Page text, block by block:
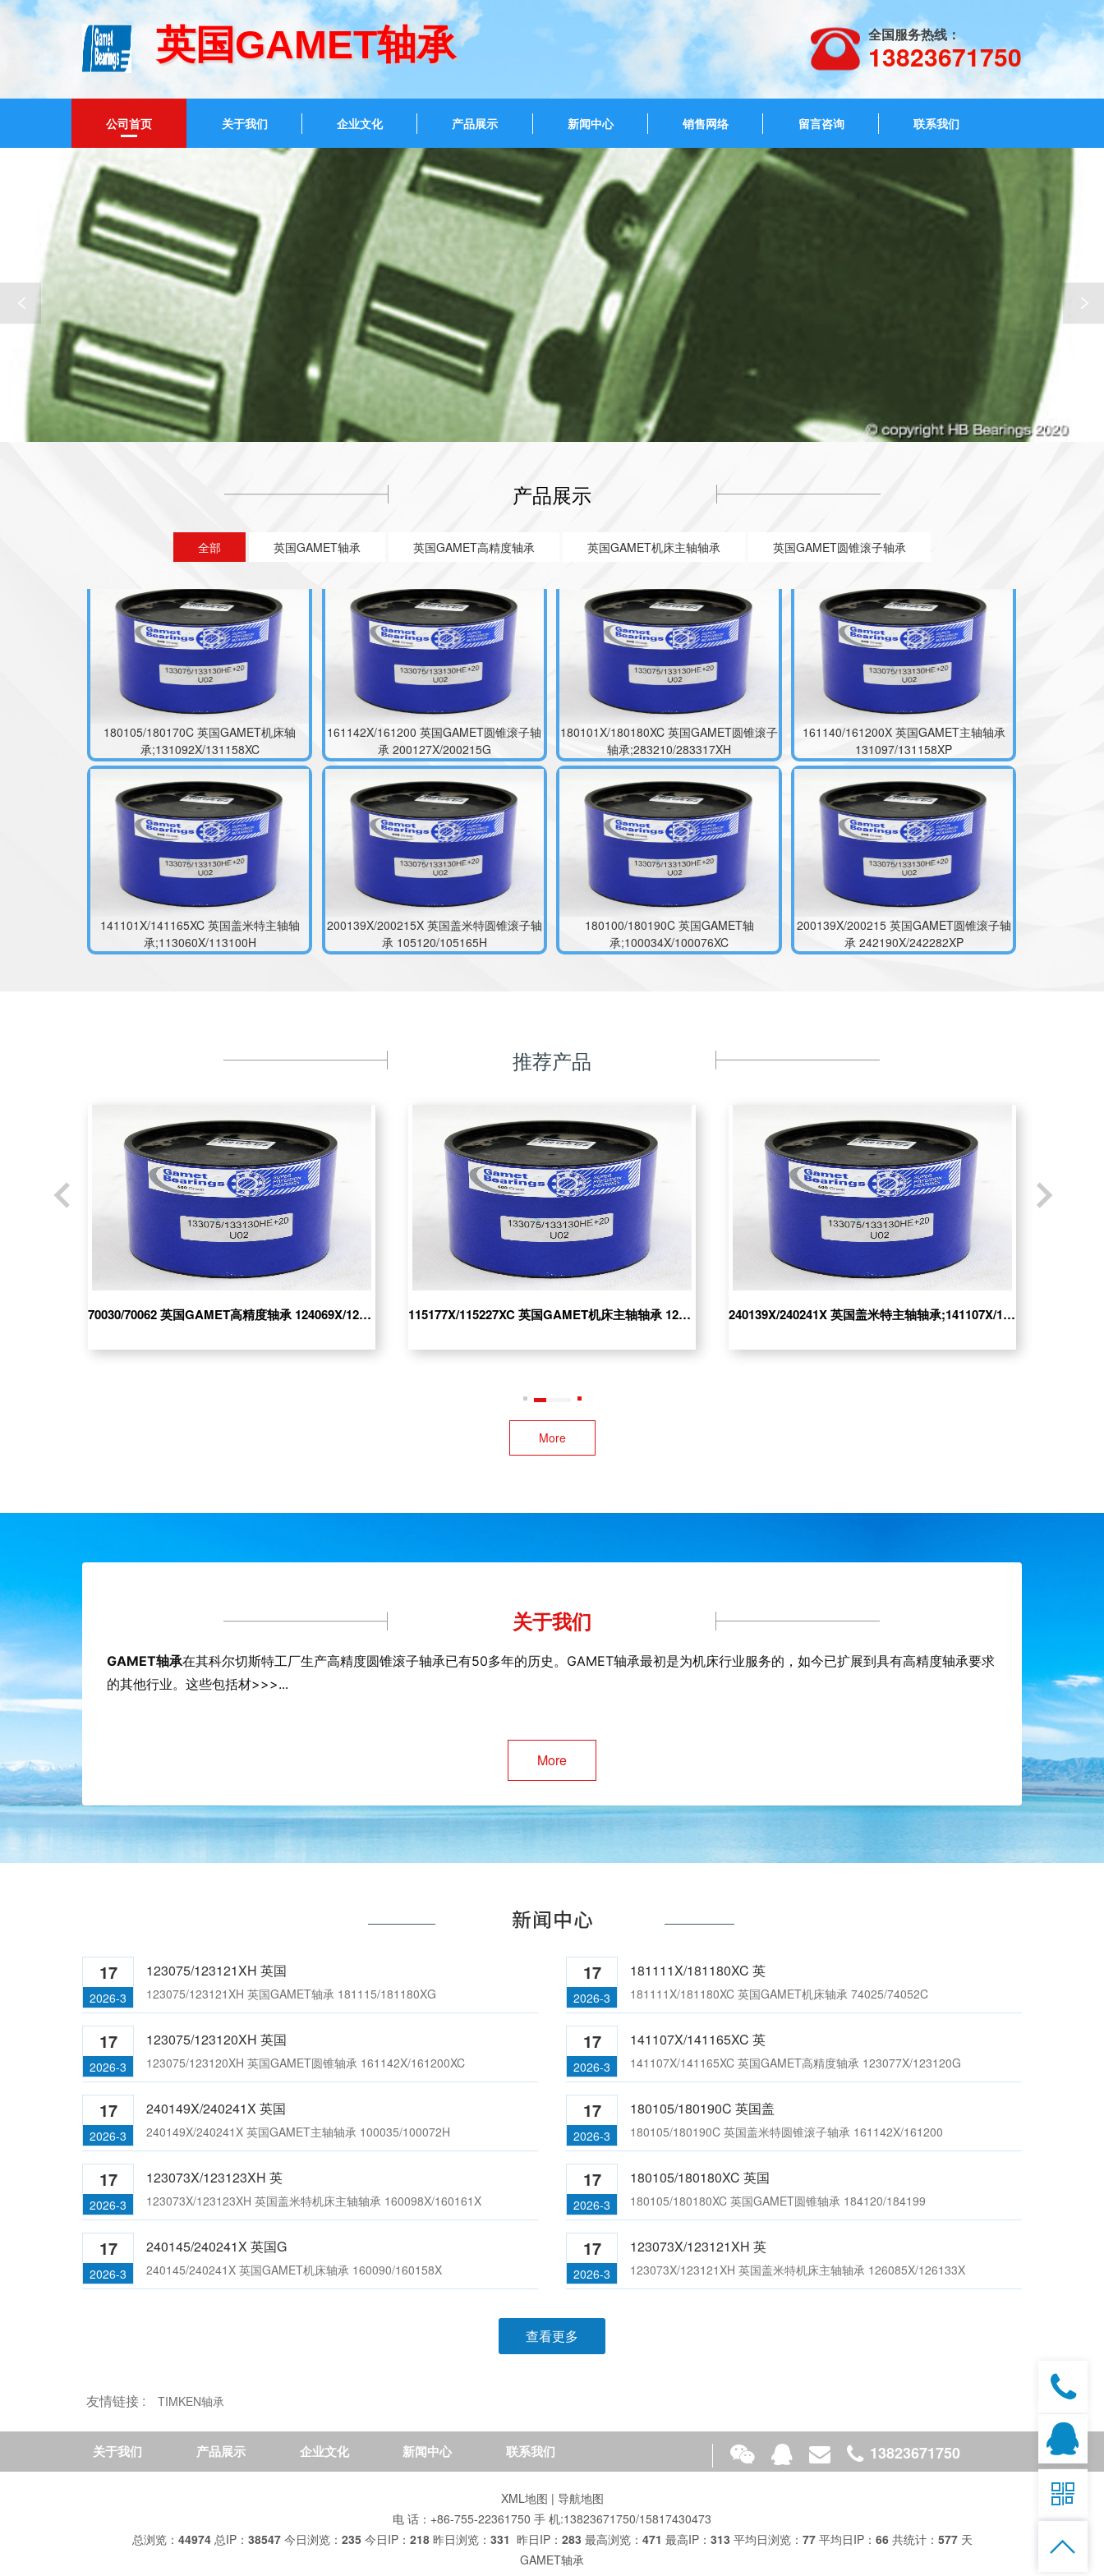
英国GAMET轴承 全国服务热线：
13823671750
公司首页 关于我们 企业文化 产品展示 新闻中心 销售网络 留言咨询 联系我们
产品展示
全部 英国GAMET轴承 英国GAMET高精度轴承 英国GAMET机床主轴轴承 英国GAMET圆锥滚子轴承
181111X/181180XC 英国GAMET机床轴
承;210095/210170G
163150/163210 英国盖米特机床主轴轴承
181118/181190XG
141107X/141165XC 英国盖米特圆锥滚子
轴承;119045/119085H
180105/180180XC 英国盖米特高精度轴
240145/240241X 英国盖米特高精度轴承
180105/180170C 英国GAMET机床轴
承;131092X/131158XC
161142X/161200 英国GAMET圆锥滚子轴
承 200127X/200215G
180101X/180180XC 英国GAMET圆锥滚子
轴承;283210/283317XH
161140/161200X 英国GAMET主轴轴承
131097/131158XP
141101X/141165XC 英国盖米特主轴轴
承;113060X/113100H
200139X/200215X 英国盖米特圆锥滚子轴
承 105120/105165H
180100/180190C 英国GAMET轴
承;100034X/100076XC
200139X/200215 英国GAMET圆锥滚子轴
承 242190X/242282XP
180100/180170C 英国GAMET机床轴
承;186165X/186254XC
200133X/200215X 英国GAMET机床轴承
244234X/244327X
160098X/160161XC 英国GAMET轴
200133X/200215 英国盖米特高精度轴承
135069X/135120G
180105/180190C 英国GAMET主轴轴
承;180101X/180190C
180105/180180XC 英国盖米特高精度轴
240145/240241X 英国盖米特高精度轴承
161142X/161200X 英国GAMET机床主轴
180101X/180180XC 英国GAMET圆锥滚子
161140/161200X 英国GAMET主轴轴承
141101X/141165XC 英国盖米特主轴轴
承;113060X/113100H
承 105120/105165H
180100/180190C 英国GAMET轴
承;100034X/100076XC
承 242190X/242282XP
180100/180180XC 英国GAMET机床轴
180100/180180C 英国盖米特主轴轴
承;123076X/123120C
180100/180170C 英国GAMET机床轴
承;186165X/186254XC
200133X/200215X 英国GAMET机床轴承
244234X/244327X
160098X/160161XC 英国GAMET轴
200133X/200215 英国盖米特高精度轴承
135069X/135120G
推荐产品
70030/70062 英国GAMET高精度轴承 124069X/124112XH 115177X/115227XC 英国GAMET机床主轴轴承 126084X/126133XC 240139X/240241X 英国盖米特主轴轴承;141107X/141165XGS
More
关于我们
GAMET轴承在其科尔切斯特工厂生产高精度圆锥滚子轴承已有50多年的历史。 GAMET轴承最初是为机床行业服务的，如今已扩展到具有高精度轴承要求
的其他行业。这些包括材>>>...
More
17
2026-3
123075/123121XH 英国
123075/123121XH 英国GAMET轴承 181115/181180XG
17
2026-3
181111X/181180XC 英
181111X/181180XC 英国GAMET机床轴承 74025/74052C
17
2026-3
123075/123120XH 英国
123075/123120XH 英国GAMET圆锥轴承 161142X/161200XC
17
2026-3
141107X/141165XC 英
141107X/141165XC 英国GAMET高精度轴承 123077X/123120G
17
2026-3
240149X/240241X 英国
240149X/240241X 英国GAMET主轴轴承 100035/100072H
17
2026-3
180105/180190C 英国盖
180105/180190C 英国盖米特圆锥滚子轴承 161142X/161200
17
2026-3
123073X/123123XH 英
123073X/123123XH 英国盖米特机床主轴轴承 160098X/160161X
17
2026-3
180105/180180XC 英国
180105/180180XC 英国GAMET圆锥轴承 184120/184199
17
2026-3
240145/240241X 英国G
240145/240241X 英国GAMET机床轴承 160090/160158X
17
2026-3
123073X/123121XH 英
123073X/123121XH 英国盖米特机床主轴轴承 126085X/126133X
查看更多
友情链接 : TIMKEN轴承
关于我们 产品展示 企业文化 新闻中心 联系我们 13823671750
XML地图 | 导航地图
电 话：+86-755-22361750 手 机:13823671750/15817430473
总浏览： 44974总IP： 38547今日浏览： 235今日IP： 218昨日浏览： 331 昨日IP： 283 最高浏览： 471 最高IP： 313 平均日浏览： 77平均日IP： 66共统计： 577天
GAMET轴承

